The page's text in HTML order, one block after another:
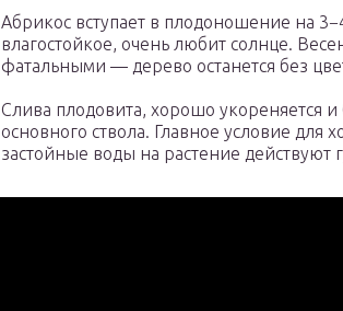
Абрикос вступает в плодоношение на
влагостойкое, очень любит солнце.
фатальными — дерево останется без
Слива плодовита, хорошо укореняется
основного ствола. Главное условие для
застойные воды на растение действуют